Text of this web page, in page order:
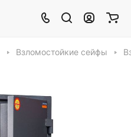
Взломостойкие сейфы